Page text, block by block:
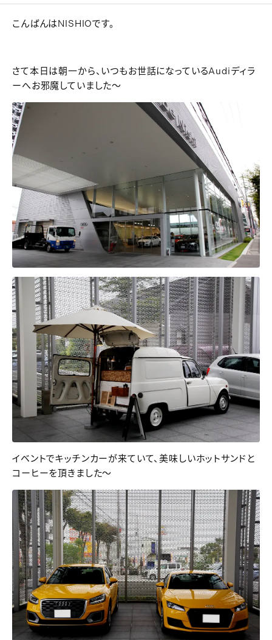
こんばんはNISHIOです。
さて本日は朝一から、いつもお世話になっているAudiディラ
ーへお邪魔していました～
イベントでキッチンカーが来ていて、美味しいホットサンドと
コーヒーを頂きました～